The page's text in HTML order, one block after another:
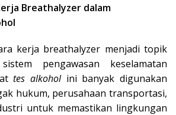
Breathalyzer dalam
kerja breathalyzer menjadi topik
pengawasan keselamatan
tes alkoholini banyak digunakan
hukum, perusahaan transportasi,
untuk memastikan lingkungan